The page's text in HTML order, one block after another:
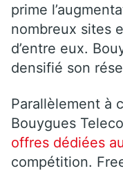
prime
nombreux sites
d’entre eux.
densifié son
Parallèlement à
Bouygues
offres dédiées
compétition.